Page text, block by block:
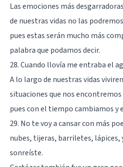
Las emociones más
de nuestras vidas no las
pues estas serán mucho más
palabra que podamos decir.
28. Cuando llovía me entraba el
A lo largo de nuestras vidas
situaciones que nos
pues con el tiempo cambiamos y
29. No te voy a cansar con más
nubes, tijeras, barriletes, lápices,
sonreíste.